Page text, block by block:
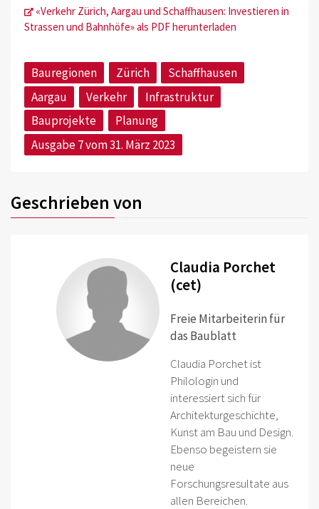
«Verkehr Zürich, Aargau und Schaffhausen: Investieren in
Strassen und Bahnhöfe» als PDF herunterladen
Bauregionen Zürich
Schaffhausen
Aargau
Verkehr
Infrastruktur
Bauprojekte
Planung
Ausgabe 7 vom 31. März 2023
Geschrieben von
Claudia Porchet
(cet)
Freie Mitarbeiterin für
das Baublatt
Claudia Porchet ist
Philologin und
interessiert sich für
Architekturgeschichte,
Kunst am Bau und Design.
Ebenso begeistern sie
neue
Forschungsresultate aus
allen Bereichen.